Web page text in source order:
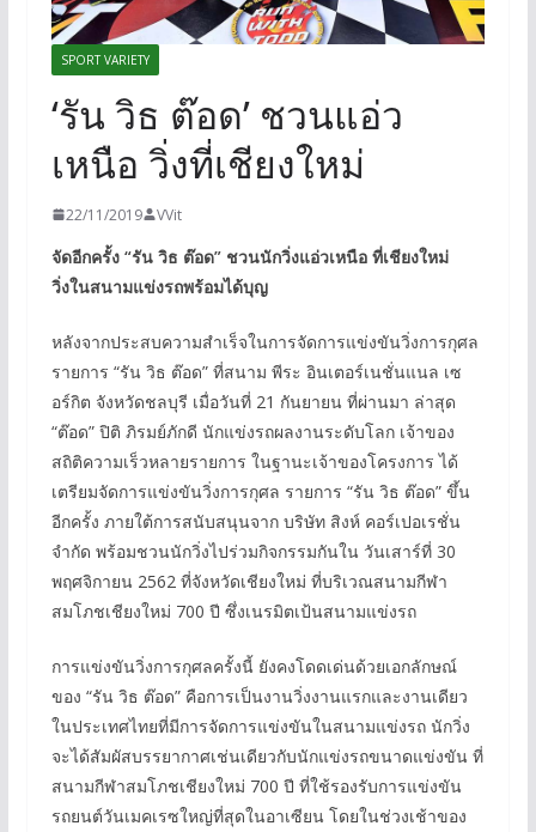
SPORT VARIETY
‘รัน วิธ ต๊อด’ ชวนแอ่ว
เหนือ วิ่งที่เชียงใหม่
22/11/2019 VVit
จัดอีกครั้ง “รัน วิธ ต๊อด” ชวนนักวิ่งแอ่วเหนือ ที่เชียงใหม่
วิ่งในสนามแข่งรถพร้อมได้บุญ
หลังจากประสบความสำเร็จในการจัดการแข่งขันวิ่งการกุศล
รายการ “รัน วิธ ต๊อด” ที่สนาม พีระ อินเตอร์เนชั่นแนล เซ
อร์กิต จังหวัดชลบุรี เมื่อวันที่ 21 กันยายน ที่ผ่านมา ล่าสุด
“ต๊อด” ปิติ ภิรมย์ภักดี นักแข่งรถผลงานระดับโลก เจ้าของ
สถิติความเร็วหลายรายการ ในฐานะเจ้าของโครงการ ได้
เตรียมจัดการแข่งขันวิ่งการกุศล รายการ “รัน วิธ ต๊อด” ขึ้น
อีกครั้ง ภายใต้การสนับสนุนจาก บริษัท สิงห์ คอร์เปอเรชั่น
จำกัด พร้อมชวนนักวิ่งไปร่วมกิจกรรมกันใน วันเสาร์ที่ 30
พฤศจิกายน 2562 ที่จังหวัดเชียงใหม่ ที่บริเวณสนามกีฬา
สมโภชเชียงใหม่ 700 ปี ซึ่งเนรมิตเป้นสนามแข่งรถ
การแข่งขันวิ่งการกุศลครั้งนี้ ยังคงโดดเด่นด้วยเอกลักษณ์
ของ “รัน วิธ ต๊อด” คือการเป็นงานวิ่งงานแรกและงานเดียว
ในประเทศไทยที่มีการจัดการแข่งขันในสนามแข่งรถ นักวิ่ง
จะได้สัมผัสบรรยากาศเช่นเดียวกับนักแข่งรถขนาดแข่งขัน ที่
สนามกีฬาสมโภชเชียงใหม่ 700 ปี ที่ใช้รองรับการแข่งขัน
รถยนต์วันเมคเรซใหญ่ที่สุดในอาเซียน โดยในช่วงเช้าของ